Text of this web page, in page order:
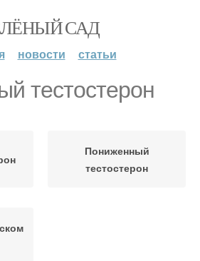
САД
новости статьи
тестостерон
Пониженный
тестостерон